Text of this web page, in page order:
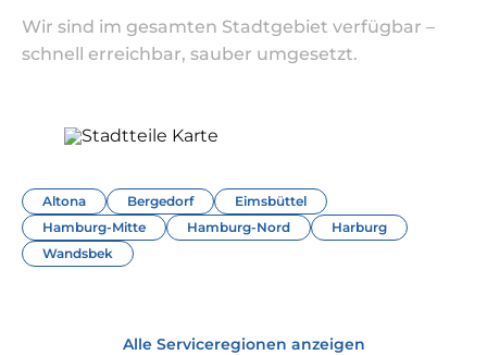
Wir sind im gesamten Stadtgebiet verfügbar –
schnell erreichbar, sauber umgesetzt.
Altona Bergedorf
Eimsbüttel
Hamburg-Mitte
Hamburg-Nord
Harburg
Wandsbek
Alle Serviceregionen anzeigen